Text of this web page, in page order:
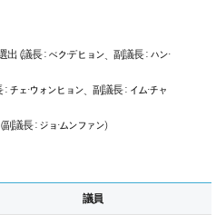
(議長 : ベク・デヒョン、副議長 : ハン・
ェ・ウォンヒョン、副議長 : イム・チャ
議長 : ジョ・ムンファン)
議員